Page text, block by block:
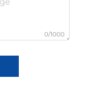
0/1000